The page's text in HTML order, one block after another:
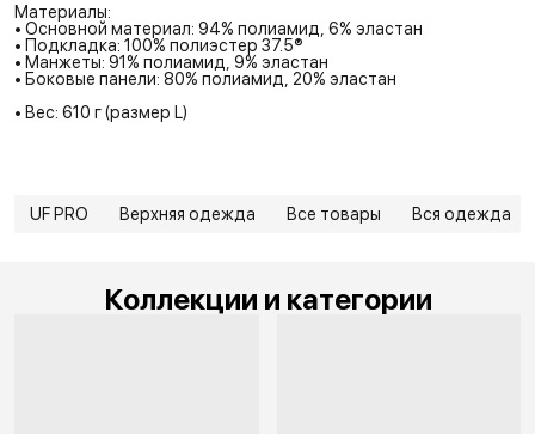
Материалы:
• Основной материал: 94% полиамид, 6% эластан
• Подкладка: 100% полиэстер 37.5®
• Манжеты: 91% полиамид, 9% эластан
• Боковые панели: 80% полиамид, 20% эластан
• Вес: 610 г (размер L)
UF PRO Верхняя одежда Все товары Вся одежда
Коллекции и категории